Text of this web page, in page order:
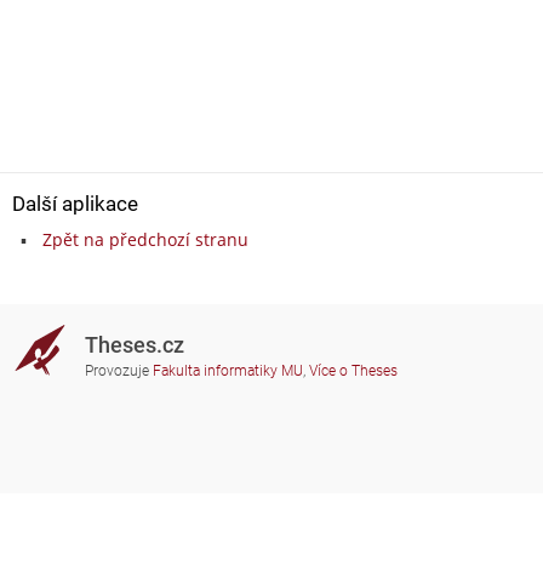
Další aplikace
Zpět na předchozí stranu
Theses.cz
Provozuje Fakulta informatiky MU, Více o Theses